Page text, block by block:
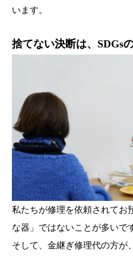
います。
捨てない決断は、SDGs
私たちが修理を依頼されてお
な器」ではないことが多いで
そして、金継ぎ修理代の方が